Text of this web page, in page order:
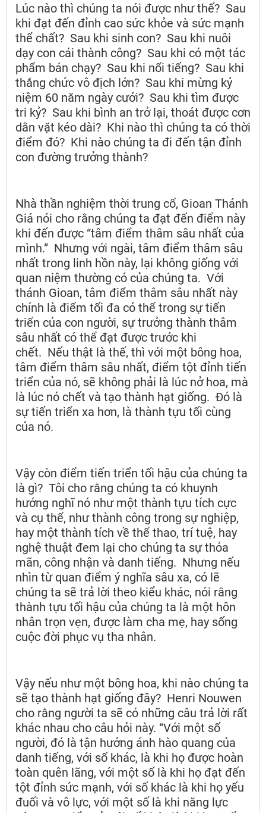
Lúc nào thì chúng ta nói được như thế? Sau
khi đạt đến đỉnh cao sức khỏe và sức mạnh
thể chất? Sau khi sinh con? Sau khi nuôi
dạy con cái thành công? Sau khi có một tác
phẩm bán chạy? Sau khi nổi tiếng? Sau khi
thắng chức vô địch lớn? Sau khi mừng kỷ
niệm 60 năm ngày cưới? Sau khi tìm được
tri kỷ? Sau khi bình an trở lại, thoát được cơn
dằn vặt kéo dài? Khi nào thì chúng ta có thời
điểm đó? Khi nào chúng ta đi đến tận đỉnh
con đường trưởng thành?
Nhà thần nghiệm thời trung cổ, Gioan Thánh
Giá nói cho rằng chúng ta đạt đến điểm này
khi đến được “tâm điểm thâm sâu nhất của
mình.” Nhưng với ngài, tâm điểm thâm sâu
nhất trong linh hồn này, lại không giống với
quan niệm thường có của chúng ta. Với
thánh Gioan, tâm điểm thâm sâu nhất này
chính là điểm tối đa có thể trong sự tiến
triển của con người, sự trưởng thành thâm
sâu nhất có thể đạt được trước khi
chết. Nếu thật là thế, thì với một bông hoa,
tâm điểm thâm sâu nhất, điểm tột đỉnh tiến
triển của nó, sẽ không phải là lúc nở hoa, mà
là lúc nó chết và tạo thành hạt giống. Đó là
sự tiến triển xa hơn, là thành tựu tối cùng
của nó.
Vậy còn điểm tiến triển tối hậu của chúng ta
là gì? Tôi cho rằng chúng ta có khuynh
hướng nghĩ nó như một thành tựu tích cực
và cụ thể, như thành công trong sự nghiệp,
hay một thành tích về thể thao, trí tuệ, hay
nghệ thuật đem lại cho chúng ta sự thỏa
mãn, công nhận và danh tiếng. Nhưng nếu
nhìn từ quan điểm ý nghĩa sâu xa, có lẽ
chúng ta sẽ trả lời theo kiểu khác, nói rằng
thành tựu tối hậu của chúng ta là một hôn
nhân trọn vẹn, được làm cha mẹ, hay sống
cuộc đời phục vụ tha nhân.
Vậy nếu như một bông hoa, khi nào chúng ta
sẽ tạo thành hạt giống đây? Henri Nouwen
cho rằng người ta sẽ có những câu trả lời rất
khác nhau cho câu hỏi này. “Với một số
người, đó là tận hưởng ánh hào quang của
danh tiếng, với số khác, là khi họ được hoàn
toàn quên lãng, với một số là khi họ đạt đến
tột đỉnh sức mạnh, với số khác là khi họ yếu
đuối và vô lực, với một số là khi năng lực